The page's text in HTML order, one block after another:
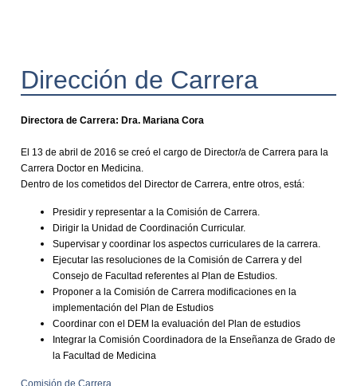
Dirección de Carrera
Directora de Carrera: Dra. Mariana Cora
El 13 de abril de 2016 se creó el cargo de Director/a de Carrera para la
Carrera Doctor en Medicina.
Dentro de los cometidos del Director de Carrera, entre otros, está:
Presidir y representar a la Comisión de Carrera.
Dirigir la Unidad de Coordinación Curricular.
Supervisar y coordinar los aspectos curriculares de la carrera.
Ejecutar las resoluciones de la Comisión de Carrera y del
Consejo de Facultad referentes al Plan de Estudios.
Proponer a la Comisión de Carrera modificaciones en la
implementación del Plan de Estudios
Coordinar con el DEM la evaluación del Plan de estudios
Integrar la Comisión Coordinadora de la Enseñanza de Grado de
la Facultad de Medicina
Comisión de Carrera